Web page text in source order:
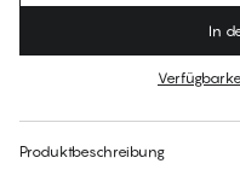
Für diesen Artikel gibt es
In
Produktbeschreibung